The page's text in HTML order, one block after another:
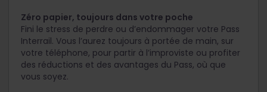
Zéro papier, toujours dans votre poche
Fini le stress de perdre ou d’endommager votre Pass
Interrail. Vous l’aurez toujours à portée de main, sur
votre téléphone, pour partir à l’improviste ou profiter
des réductions et des avantages du Pass, où que
vous soyez.